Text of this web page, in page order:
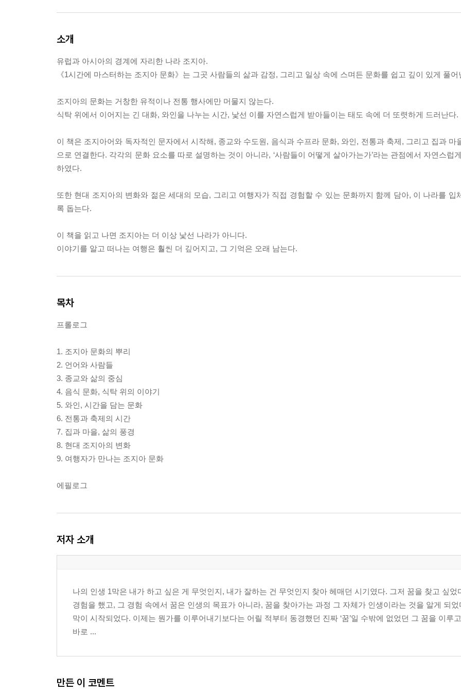
소개
유럽과 아시아의 경계에 자리한 나라 조지아.
《1시간에 마스터하는 조지아 문화》는 그곳 사람들의 삶과 감정, 그리고 일상 속에 스며든 문화를 쉽고 깊이 있게 풀
조지아의 문화는 거창한 유적이나 전통 행사에만 머물지 않는다.
식탁 위에서 이어지는 긴 대화, 와인을 나누는 시간, 낯선 이를 자연스럽게 받아들이는 태도 속에 더 또렷하게 드러난다.
이 책은 조지아어와 독자적인 문자에서 시작해, 종교와 수도원, 음식과 수프라 문화, 와인, 전통과 축제, 그리고 집과 마
으로 연결한다. 각각의 문화 요소를 따로 설명하는 것이 아니라, ‘사람들이 어떻게 살아가는가’라는 관점에서 자연스럽
하였다.
또한 현대 조지아의 변화와 젊은 세대의 모습, 그리고 여행자가 직접 경험할 수 있는 문화까지 함께 담아, 이 나라를 입
록 돕는다.
이 책을 읽고 나면 조지아는 더 이상 낯선 나라가 아니다.
이야기를 알고 떠나는 여행은 훨씬 더 깊어지고, 그 기억은 오래 남는다.
목차
프롤로그
1. 조지아 문화의 뿌리
2. 언어와 사람들
3. 종교와 삶의 중심
4. 음식 문화, 식탁 위의 이야기
5. 와인, 시간을 담는 문화
6. 전통과 축제의 시간
7. 집과 마을, 삶의 풍경
8. 현대 조지아의 변화
9. 여행자가 만나는 조지아 문화
에필로그
저자 소개
나의 인생 1막은 내가 하고 싶은 게 무엇인지, 내가 잘하는 건 무엇인지 찾아 헤매던 시기였다. 그저 꿈을 찾고 싶었
경험을 했고, 그 경험 속에서 꿈은 인생의 목표가 아니라, 꿈을 찾아가는 과정 그 자체가 인생이라는 것을 알게 되
막이 시작되었다. 이제는 뭔가를 이루어내기보다는 어릴 적부터 동경했던 진짜 ‘꿈’일 수밖에 없었던 그 꿈을 이루
바로 ...
만든 이 코멘트